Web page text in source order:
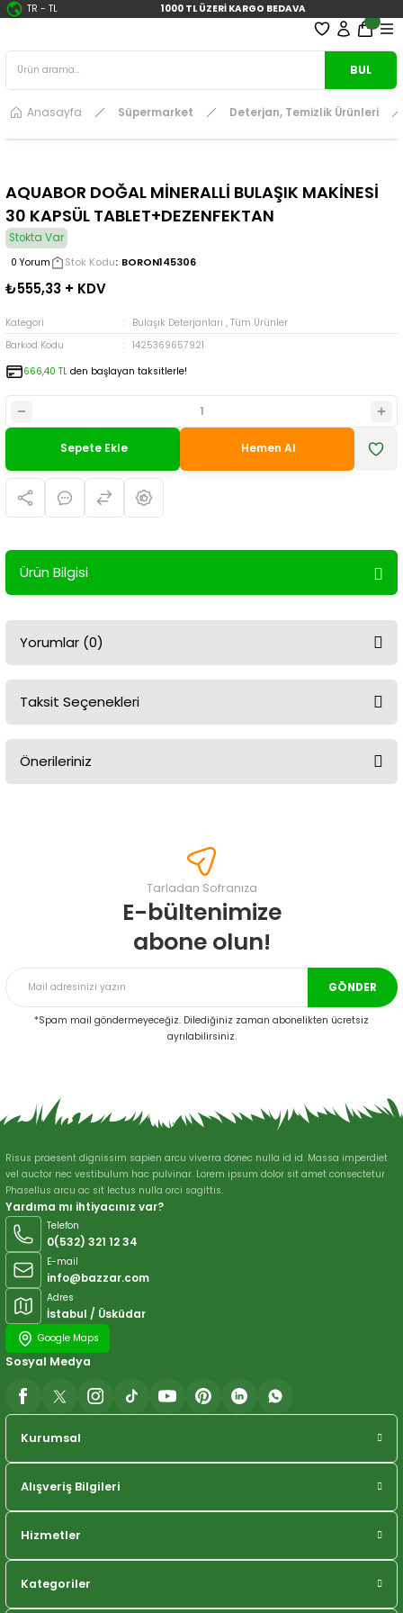
TR - TL 1000 TL ÜZERİ KARGO BEDAVA
BUL
Anasayfa Süpermarket Deterjan, Temizlik Ürünleri
AQUABOR DOĞAL MİNERALLİ BULAŞIK MAKİNESİ
30 KAPSÜL TABLET+DEZENFEKTAN
Stokta Var
0 Yorum Stok Kodu BORON145306
₺555,33 + KDV
Kategori Bulaşık Deterjanları , Tüm Ürünler
Barkod Kodu
1425369657921
666,40 TL den başlayan taksitlerle!
Sepete Ekle Hemen Al
Ürün Bilgisi
Yorumlar (0)
Taksit Seçenekleri
Önerileriniz
Görüş ve önerileriniz için teşekkür ederiz.
Ürün resmi kalitesiz, bozuk veya görüntülenemiyor.
Ürün bilgilerinde hatalar bulunuyor.
Bu ürüne benzer farklı alternatifler olmalı.
Gönder
Tarladan Sofranıza
E-bültenimize
abone olun!
GÖNDER
*Spam mail göndermeyeceğiz. Dilediğiniz zaman abonelikten ücretsiz
ayrılabilirsiniz.
Risus praesent dignissim sapien arcu viverra donec nulla id id. Massa imperdiet
vel auctor nec vestibulum hac pulvinar. Lorem ipsum dolor sit amet consectetur
Phasellus arcu ac sit lectus nulla orci sagittis.
Yardıma mı ihtiyacınız var?
Telefon
0(532) 321 12 34
E-mail
info@bazzar.com
Adres
İstabul / Üsküdar
Google Maps
Kurumsal
Alışveriş Bilgileri
Hizmetler
Kategoriler
Sosyal Medya